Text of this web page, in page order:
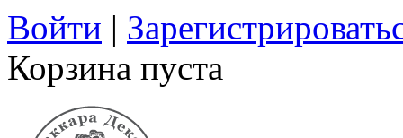
Войти |
Корзина пуста